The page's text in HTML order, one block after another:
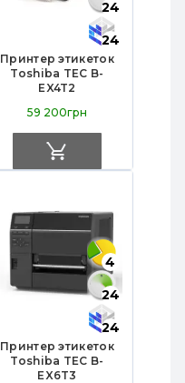
24
24
Принтер этикеток
Toshiba TEC B-
EX4T2
59 200грн
4
24
24
Принтер этикеток
Toshiba TEC B-
EX6T3